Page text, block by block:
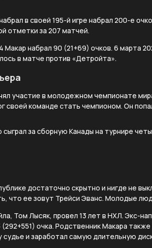
в своей 195-й игре набрал 200-е
отметки за 207 матчей.
Макар набрал 90 (21+69) очков. 6 марта
в матче против «Детройта».
участие в молодежном чемпионате
своей команде стать чемпионом. Он
сыграл за сборную Канады на турнире
достаточно скрытно и нигде не
что ее зовут Трейси Эванс. Молодые
Том Лысяк, провел 13 лет в НХЛ. Экс-
очка. Родственник Макара
и заработал самую длительную